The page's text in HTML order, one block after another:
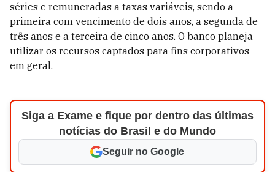
séries e remuneradas a taxas variáveis, sendo a
primeira com vencimento de dois anos, a segunda de
três anos e a terceira de cinco anos. O banco planeja
utilizar os recursos captados para fins corporativos
em geral.
Siga a Exame e fique por dentro das últimas
notícias do Brasil e do Mundo
Seguir no Google